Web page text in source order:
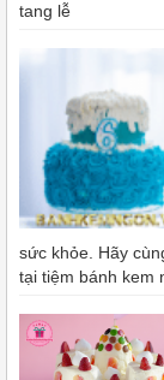
tang lễ
sức khỏe. Hãy
tại tiệm bánh kem